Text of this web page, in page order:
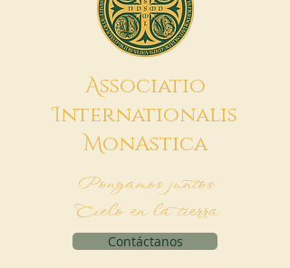
Associatio
Internationalis
MonAstica
Pongamos juntos
Cielo en la tierra
Contáctanos